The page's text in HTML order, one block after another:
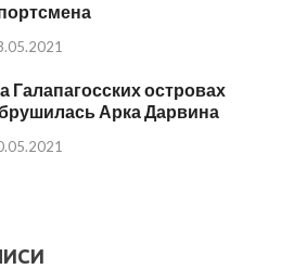
Галапагосских островах
Арка Дарвина